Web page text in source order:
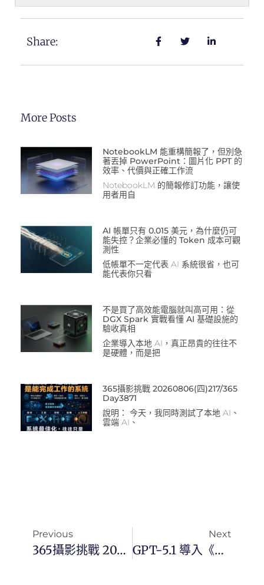
Share:
More Posts
NotebookLM 能重構簡報了，但別急
著丟掉 PowerPoint：圖片化 PPT 的
效率、代價與正確工作流
NotebookLM 的簡報修訂功能，讓使
用者用自
AI 帳單只有 0.015 美元，為什麼仍可
能失控？企業必懂的 Token 成本可觀
測性
低帳單不一定代表 AI 系統很省，也可
能代表你只看
不是買了高效能電腦就叫高可用：從
DGX Spark 實戰看懂 AI 基礎設施的
驗收真相
企業導入本地 AI，真正昂貴的往往不
是硬體，而是把
365攝影挑戰 20260806(四)217/365
Day3871
說明： 今天，我同時測試了本地 AI、
雲端 AI、
Previous
365攝影挑戰 20251112(三)316/365 Day3585
Next
GPT-5.1 導入《教學 × 顧問》標準化 SOP（蔡教練版）